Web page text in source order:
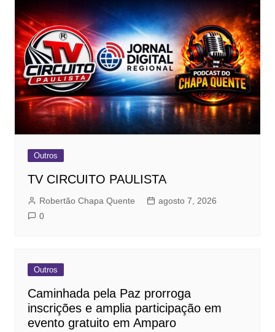
Outros
TV CIRCUITO PAULISTA
Robertão Chapa Quente
agosto 7, 2026
0
Outros
Caminhada pela Paz prorroga
inscrições e amplia participação em
evento gratuito em Amparo